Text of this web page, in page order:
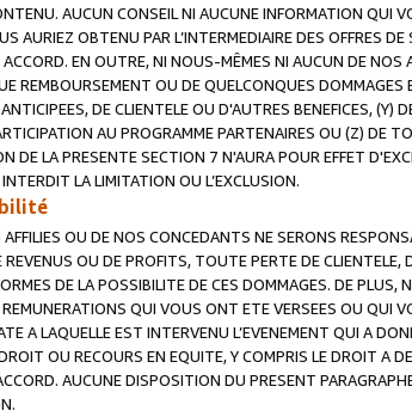
AUCUN CONSEIL NI AUCUNE INFORMATION QUI
AURIEZ OBTENU PAR L’INTERMEDIAIRE DES OFFRES
EN OUTRE, NI NOUS-MÊMES NI AUCUN DE
REMBOURSEMENT OU DE QUELCONQUES
DE CLIENTELE OU D'AUTRES BENEFICES,
AU PROGRAMME PARTENAIRES OU (Z) DE
DE LA PRESENTE SECTION 7 N'AURA POUR EFFET
LA LIMITATION OU L’EXCLUSION.
OU DE NOS CONCEDANTS NE SERONS
OU DE PROFITS, TOUTE PERTE DE
DE LA POSSIBILITE DE CES DOMMAGES. DE
REMUNERATIONS QUI VOUS ONT ETE VERSEES OU
A LAQUELLE EST INTERVENU L’EVENEMENT QUI A
OU RECOURS EN EQUITE, Y COMPRIS LE DROIT A
AUCUNE DISPOSITION DU PRESENT